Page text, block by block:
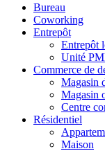
Bureau
Coworking
Entrepôt
Entrepôt
Unité
Commerce de
Magasin
Magasin
Centre
Résidentiel
Maison